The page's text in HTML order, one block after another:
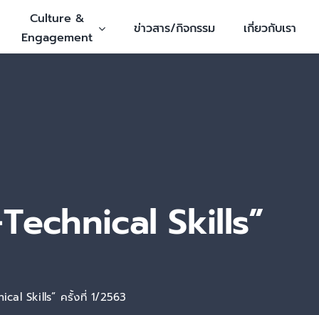
Culture &
Engagement
ข่าวสาร/กิจกรรม เกี่ยวกับเรา
Skills”
Skills” ครั้งที่ 1/2563